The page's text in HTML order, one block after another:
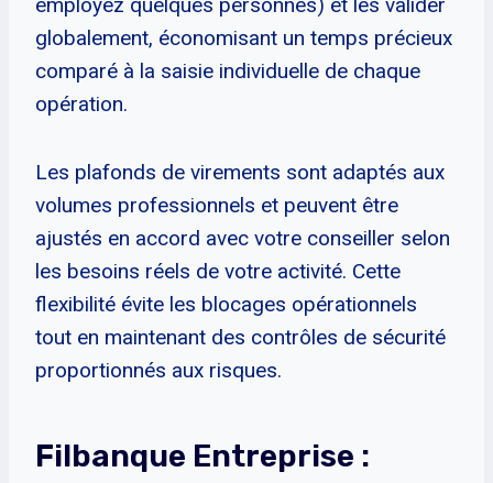
employez quelques personnes) et les valider
globalement, économisant un temps précieux
comparé à la saisie individuelle de chaque
opération.
Les plafonds de virements sont adaptés aux
volumes professionnels et peuvent être
ajustés en accord avec votre conseiller selon
les besoins réels de votre activité. Cette
flexibilité évite les blocages opérationnels
tout en maintenant des contrôles de sécurité
proportionnés aux risques.
Filbanque Entreprise :